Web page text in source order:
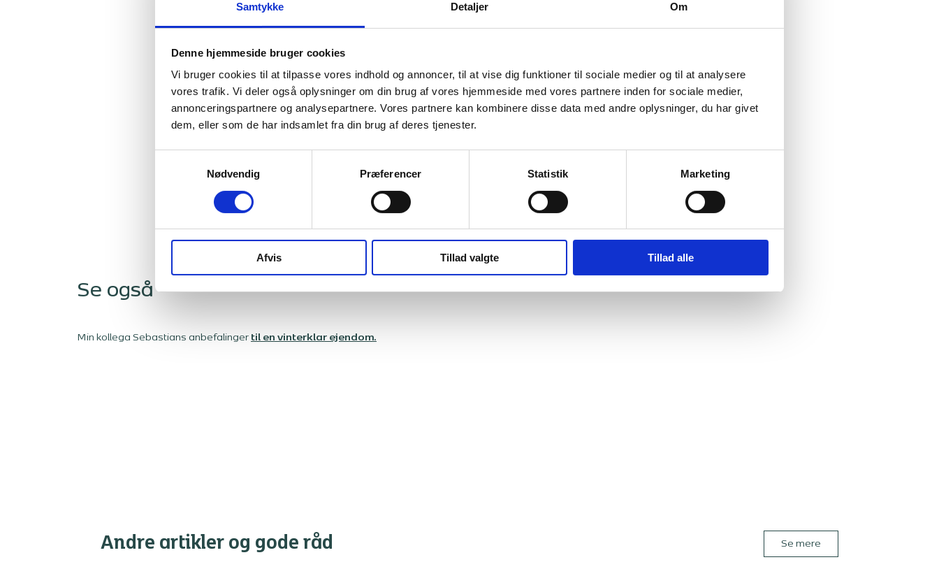
Samtykke Detaljer Om
Denne hjemmeside bruger cookies
Vi bruger cookies til at tilpasse vores indhold og annoncer, til at vise dig funktioner til sociale medier og til at analysere
vores trafik. Vi deler også oplysninger om din brug af vores hjemmeside med vores partnere inden for sociale medier,
annonceringspartnere og analysepartnere. Vores partnere kan kombinere disse data med andre oplysninger, du har givet
dem, eller som de har indsamlet fra din brug af deres tjenester.
Nødvendig
Præferencer Statistik Marketing
Afvis Tillad valgte Tillad alle
Lasse Juul Kristensen
Tillstandsrapport & vedligehold
Kontakt
Se også
Min kollega Sebastians anbefalinger til en vinterklar ejendom.
Andre artikler og gode råd Se mere